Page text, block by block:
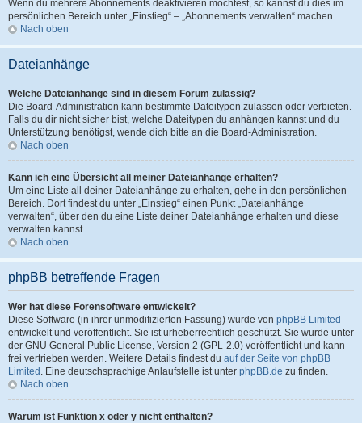
Wenn du mehrere Abonnements deaktivieren möchtest, so kannst du dies im
persönlichen Bereich unter „Einstieg“ – „Abonnements verwalten“ machen.
Nach oben
Dateianhänge
Welche Dateianhänge sind in diesem Forum zulässig?
Die Board-Administration kann bestimmte Dateitypen zulassen oder verbieten.
Falls du dir nicht sicher bist, welche Dateitypen du anhängen kannst und du
Unterstützung benötigst, wende dich bitte an die Board-Administration.
Nach oben
Kann ich eine Übersicht all meiner Dateianhänge erhalten?
Um eine Liste all deiner Dateianhänge zu erhalten, gehe in den persönlichen
Bereich. Dort findest du unter „Einstieg“ einen Punkt „Dateianhänge
verwalten“, über den du eine Liste deiner Dateianhänge erhalten und diese
verwalten kannst.
Nach oben
phpBB betreffende Fragen
Wer hat diese Forensoftware entwickelt?
Diese Software (in ihrer unmodifizierten Fassung) wurde von phpBB Limited
entwickelt und veröffentlicht. Sie ist urheberrechtlich geschützt. Sie wurde unter
der GNU General Public License, Version 2 (GPL-2.0) veröffentlicht und kann
frei vertrieben werden. Weitere Details findest du auf der Seite von phpBB
Limited . Eine deutschsprachige Anlaufstelle ist unter phpBB.de zu finden.
Nach oben
Warum ist Funktion x oder y nicht enthalten?